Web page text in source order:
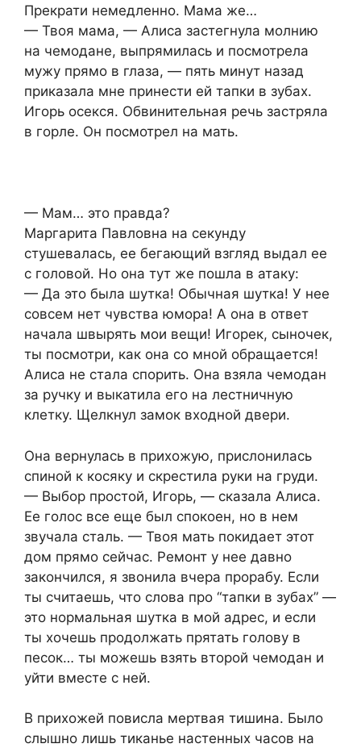
Прекрати немедленно. Мама же…
— Твоя мама, — Алиса застегнула молнию
на чемодане, выпрямилась и посмотрела
мужу прямо в глаза, — пять минут назад
приказала мне принести ей тапки в зубах.
Игорь осекся. Обвинительная речь застряла
в горле. Он посмотрел на мать.
— Мам… это правда?
Маргарита Павловна на секунду
стушевалась, ее бегающий взгляд выдал ее
с головой. Но она тут же пошла в атаку:
— Да это была шутка! Обычная шутка! У нее
совсем нет чувства юмора! А она в ответ
начала швырять мои вещи! Игорек, сыночек,
ты посмотри, как она со мной обращается!
Алиса не стала спорить. Она взяла чемодан
за ручку и выкатила его на лестничную
клетку. Щелкнул замок входной двери.
Она вернулась в прихожую, прислонилась
спиной к косяку и скрестила руки на груди.
— Выбор простой, Игорь, — сказала Алиса.
Ее голос все еще был спокоен, но в нем
звучала сталь. — Твоя мать покидает этот
дом прямо сейчас. Ремонт у нее давно
закончился, я звонила вчера прорабу. Если
ты считаешь, что слова про “тапки в зубах” —
это нормальная шутка в мой адрес, и если
ты хочешь продолжать прятать голову в
песок… ты можешь взять второй чемодан и
уйти вместе с ней.
В прихожей повисла мертвая тишина. Было
слышно лишь тиканье настенных часов на